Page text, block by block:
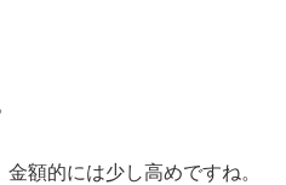
額的には少し高めですね。